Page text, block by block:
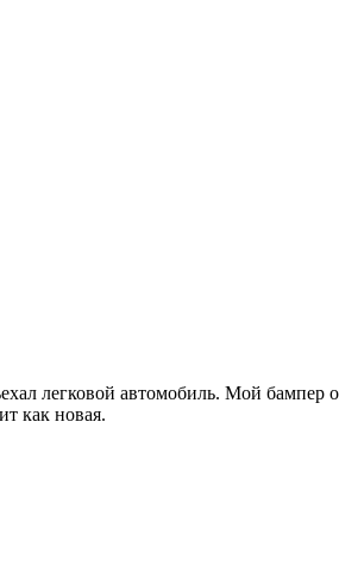
легковой автомобиль. Мой бампер
как новая.